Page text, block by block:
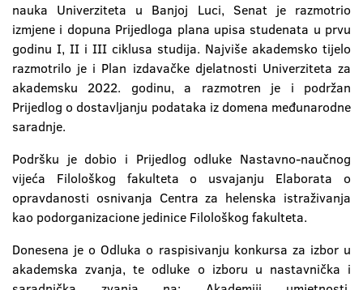
nauka Univerziteta u Banjoj Luci, Senat je razmotrio
izmjene i dopuna Prijedloga plana upisa studenata u prvu
godinu I, II i III ciklusa studija. Najviše akademsko tijelo
razmotrilo je i Plan izdavačke djelatnosti Univerziteta za
akademsku 2022. godinu, a razmotren je i podržan
Prijedlog o dostavljanju podataka iz domena međunarodne
saradnje.
Podršku je dobio i Prijedlog odluke Nastavno-naučnog
vijeća Filološkog fakulteta o usvajanju Elaborata o
opravdanosti osnivanja Centra za helenska istraživanja
kao podorganizacione jedinice Filološkog fakulteta.
Donesena je o Odluka o raspisivanju konkursa za izbor u
akademska zvanja, te odluke o izboru u nastavnička i